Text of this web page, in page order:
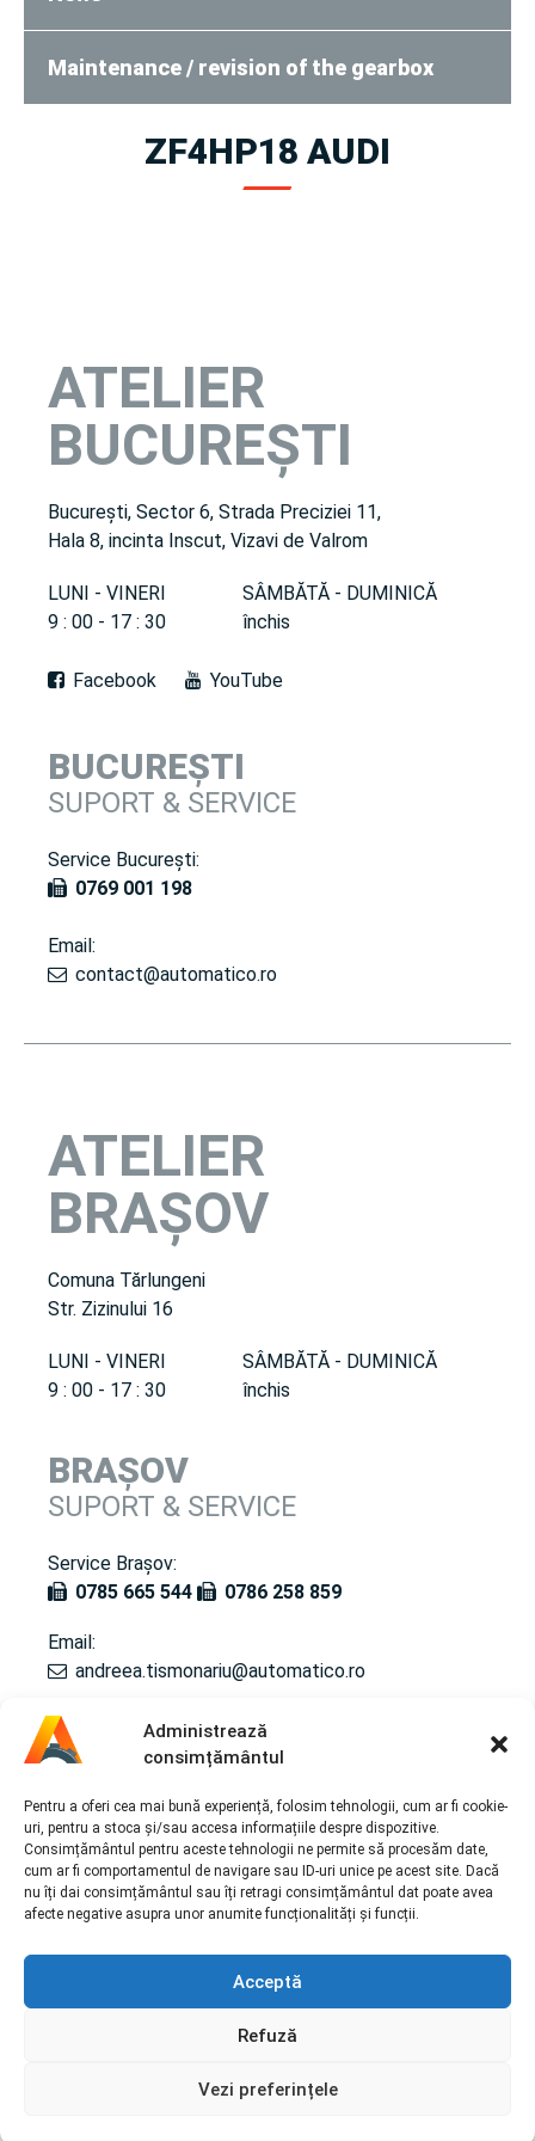
Administrează
consimțământul
Pentru a oferi cea mai bună experiență, folosim tehnologii, cum ar fi cookie-
uri, pentru a stoca și/sau accesa informațiile despre dispozitive.
Consimțământul pentru aceste tehnologii ne permite să procesăm date,
cum ar fi comportamentul de navigare sau ID-uri unice pe acest site. Dacă
nu îți dai consimțământul sau îți retragi consimțământul dat poate avea
afecte negative asupra unor anumite funcționalități și funcții.
Acceptă
Refuză
Vezi preferințele
Maintenance / revision of the gearbox
ZF4HP18 AUDI
ATELIER
BUCUREȘTI
București, Sector 6, Strada Preciziei 11,
Hala 8, incinta Inscut, Vizavi de Valrom
LUNI - VINERI
9 : 00 - 17 : 30
SÂMBĂTĂ - DUMINICĂ
închis
Facebook YouTube
BUCUREȘTI
SUPORT & SERVICE
Service București:
0769 001 198
Email:
contact@automatico.ro
ATELIER
BRAȘOV
Comuna Tărlungeni
Str. Zizinului 16
LUNI - VINERI
9 : 00 - 17 : 30
SÂMBĂTĂ - DUMINICĂ
închis
BRAȘOV
SUPORT & SERVICE
Service Brașov:
0785 665 544
0786 258 859
Email:
andreea.tismonariu@automatico.ro
SERVICII
Repairs/ Reconditioning to the automatic gearbox
Maintenance / Revision for gearbox
Reconditionare cutii de transfer
Prelucrarea datelor cu caracter
Copyright © 2026 automatico.ro All rights reserved. |